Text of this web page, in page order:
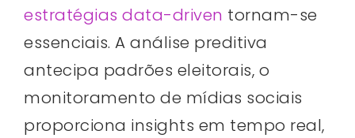
estratégias data-driven tornam-se
essenciais. A análise preditiva
antecipa padrões eleitorais, o
monitoramento de mídias sociais
proporciona insights em tempo real,